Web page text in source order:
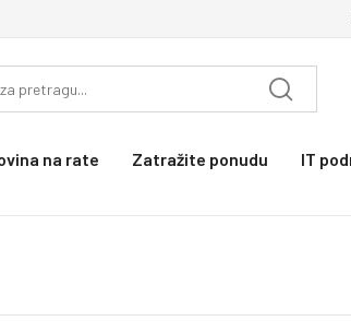
na rate Zatražite ponudu IT